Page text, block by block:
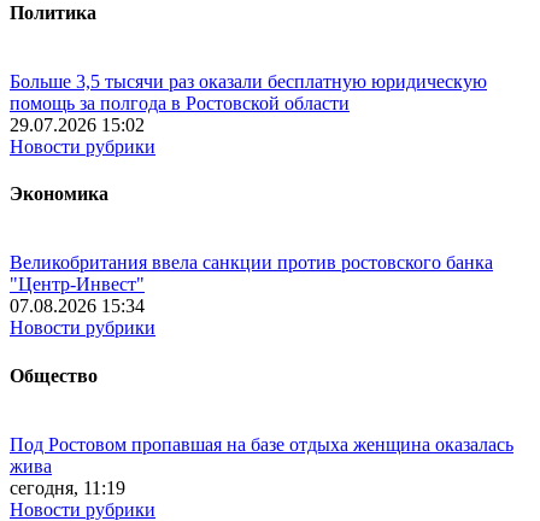
Политика
Больше 3,5 тысячи раз оказали бесплатную юридическую
помощь за полгода в Ростовской области
29.07.2026 15:02
Новости рубрики
Экономика
Великобритания ввела санкции против ростовского банка
"Центр-Инвест"
07.08.2026 15:34
Новости рубрики
Общество
Под Ростовом пропавшая на базе отдыха женщина оказалась
жива
сегодня, 11:19
Новости рубрики